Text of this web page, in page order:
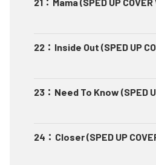
22 ： Inside Out (SPED UP
23 ： Need To Know (SPED
24 ： Closer (SPED UP